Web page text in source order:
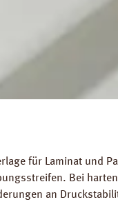
für Laminat und
Bei
an